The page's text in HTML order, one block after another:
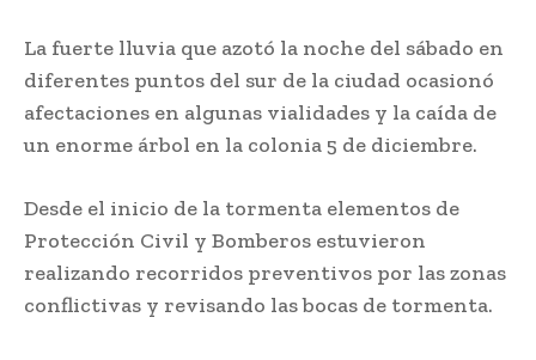
La fuerte lluvia que azotó la noche del sábado en
diferentes puntos del sur de la ciudad ocasionó
afectaciones en algunas vialidades y la caída de
un enorme árbol en la colonia 5 de diciembre.
Desde el inicio de la tormenta elementos de
Protección Civil y Bomberos estuvieron
realizando recorridos preventivos por las zonas
conflictivas y revisando las bocas de tormenta.